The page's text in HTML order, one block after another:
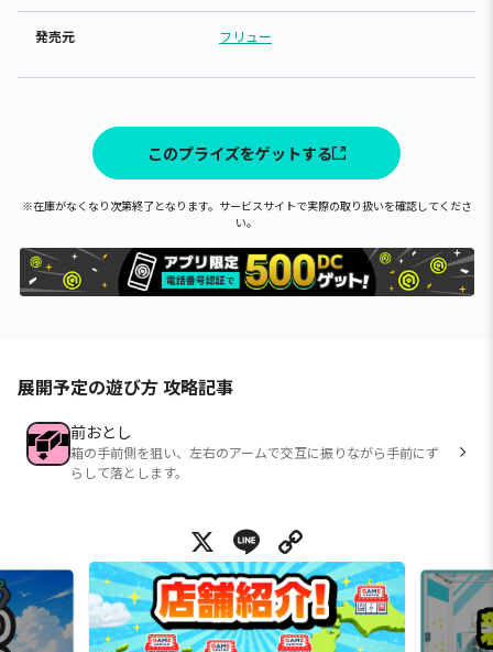
発売元 フリュー
このプライズをゲットする
※在庫がなくなり次第終了となります。サービスサイトで実際の取り扱いを確認してくださ
い。
展開予定の遊び方 攻略記事
前おとし
箱の手前側を狙い、左右のアームで交互に振りながら手前にず
らして落とします。
X Line